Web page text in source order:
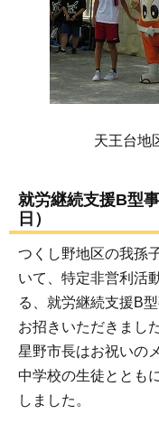
天王台地
就労継続支援B型
日）
つくし野地区の我孫
いて、特定非営利活
る、就労継続支援B
お招きいただきました
星野市長はお祝いの
中学校の生徒ととも
しました。